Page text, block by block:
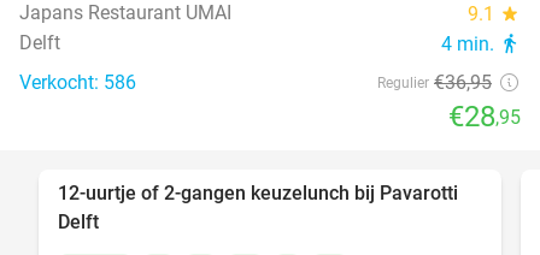
Japans Restaurant UMAI
9.1 star
Delft 4 min. directions_walk
Verkocht: 586 Regulier €36,95
€28,95
31%
12-uurtje of 2-gangen keuzelunch bij Pavarotti
Delft